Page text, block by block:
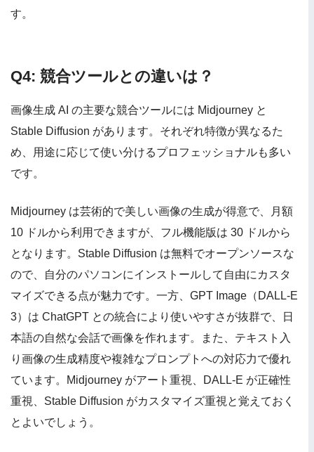
す。
Q4: 競合ツールとの違いは？
画像生成 AI の主要な競合ツールには Midjourney と
Stable Diffusion があります。それぞれ特徴が異なるた
め、用途に応じて使い分けるプロフェッショナルも多い
です。
Midjourney は芸術的で美しい画像の生成が得意で、月額
10 ドルから利用できますが、フル機能版は 30 ドルから
となります。Stable Diffusion は無料でオープンソースな
ので、自分のパソコンにインストールして自由にカスタ
マイズできる点が魅力です。一方、GPT Image（DALL-E
3）は ChatGPT との統合により使いやすさが抜群で、日
本語の自然な会話で画像を作れます。また、テキスト入
り画像の生成精度や複雑なプロンプトへの対応力で優れ
ています。Midjourney がアート重視、DALL-E が正確性
重視、Stable Diffusion がカスタマイズ重視と覚えておく
とよいでしょう。